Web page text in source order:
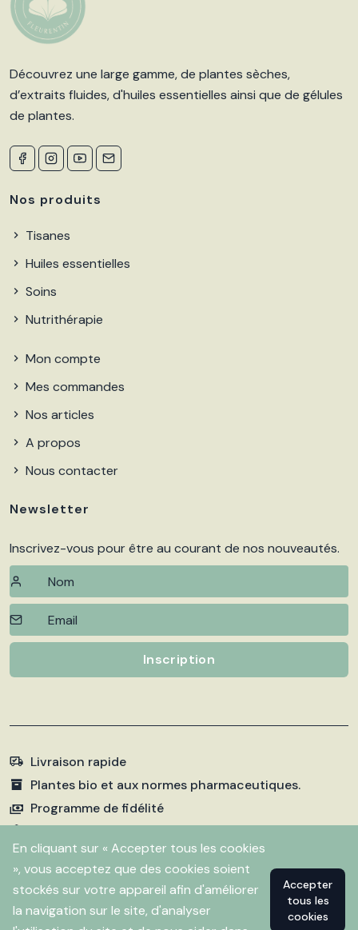
En cliquant sur « Accepter tous les cookies
», vous acceptez que des cookies soient
stockés sur votre appareil afin d'améliorer
la navigation sur le site, d'analyser
Accepter
tous les
cookies
Découvrez une large gamme, de plantes sèches,
d’extraits fluides, d'huiles essentielles ainsi que de gélules
de plantes.
Nos produits
Tisanes
Huiles essentielles
Soins
Nutrithérapie
Mon compte
Mes commandes
Nos articles
A propos
Nous contacter
Newsletter
Inscrivez-vous pour être au courant de nos nouveautés.
Inscription
Livraison rapide
Plantes bio et aux normes pharmaceutiques.
Programme de fidélité
Paiements sécurisés
2026 Pharmacie Fleurentin. Propulsé par Flitbix.com